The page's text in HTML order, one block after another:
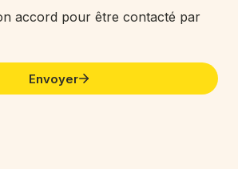
field
accord pour être contacté par
Envoyer